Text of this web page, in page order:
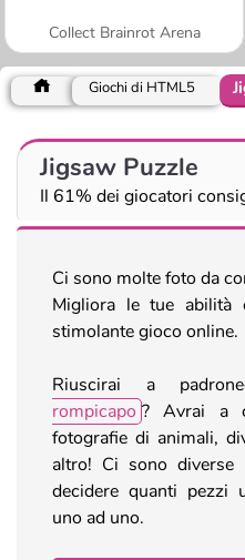
Collect Brainrot Arena
Giochi di HTML5
Jigsaw Puzzle
Il 61% dei giocatori
Ci sono molte foto da
Migliora le tue abilità
stimolante gioco online.
Riuscirai a
rompicapo ? Avrai a
fotografie di animali,
altro! Ci sono
decidere quanti pezzi
uno ad uno.